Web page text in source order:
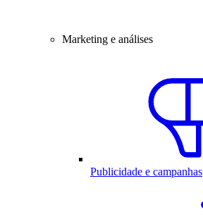
Marketing e análises
Publicidade e campanhas